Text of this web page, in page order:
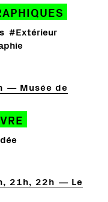
#Extérieur
Musée de
21h, 22h
Le